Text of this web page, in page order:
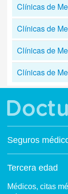
Clínicas de
Clínicas de
Clínicas de
Clínicas de
Seguros
Tercera edad
Médicos, citas